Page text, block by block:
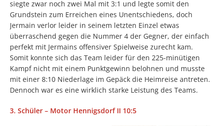
siegte zwar noch zwei Mal mit 3:1 und legte somit den
Grundstein zum Erreichen eines Unentschiedens, doch
Jermain verlor leider in seinem letzten Einzel etwas
überraschend gegen die Nummer 4 der Gegner, der einfach
perfekt mit Jermains offensiver Spielweise zurecht kam.
Somit konnte sich das Team leider für den 225-minütigen
Kampf nicht mit einem Punktgewinn belohnen und musste
mit einer 8:10 Niederlage im Gepäck die Heimreise antreten.
Dennoch war es eine wirklich starke Leistung des Teams.
3. Schüler – Motor Hennigsdorf II 10:5